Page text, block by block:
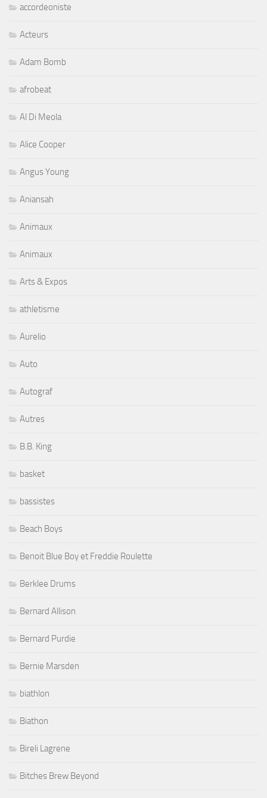
accordeoniste
Acteurs
Adam Bomb
afrobeat
Al Di Meola
Alice Cooper
Angus Young
Aniansah
Animaux
Animaux
Arts & Expos
athletisme
Aurelio
Auto
Autograf
Autres
B.B. King
basket
bassistes
Beach Boys
Benoit Blue Boy et Freddie Roulette
Berklee Drums
Bernard Allison
Bernard Purdie
Bernie Marsden
biathlon
Biathon
Bireli Lagrene
Bitches Brew Beyond